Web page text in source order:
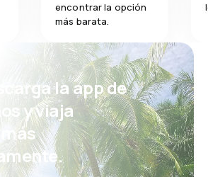
encontrar la opción
más barata.
la app de
y viaja
más